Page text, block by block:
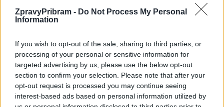
ZpravyPribram - Do Not Process My Personal
Information
If you wish to opt-out of the sale, sharing to third parties, or
processing of your personal or sensitive information for
targeted advertising by us, please use the below opt-out
section to confirm your selection. Please note that after your
opt-out request is processed you may continue seeing
interest-based ads based on personal information utilized by
týmový speciál Karel ještě rychlejší, případně aby ho na startu
mohl jistit další sedlčanský závoďák.
Nikola Kužílková